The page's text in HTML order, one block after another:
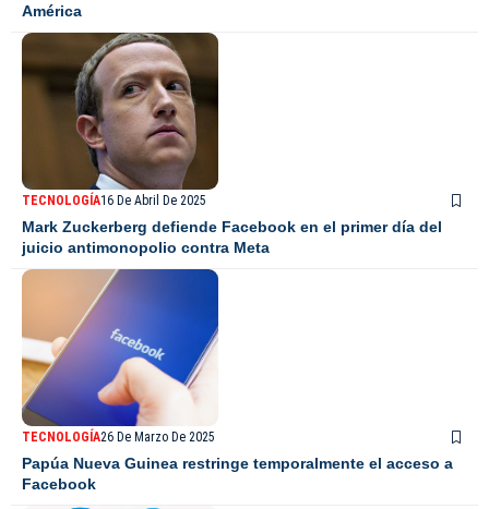
América
TECNOLOGÍA16 De Abril De 2025
Mark Zuckerberg defiende Facebook en el primer día del
juicio antimonopolio contra Meta
TECNOLOGÍA26 De Marzo De 2025
Papúa Nueva Guinea restringe temporalmente el acceso a
Facebook